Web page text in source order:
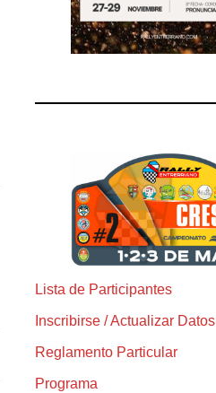
Lista de Participantes
Inscribirse / Actualizar Datos
Reglamento Particular
Programa